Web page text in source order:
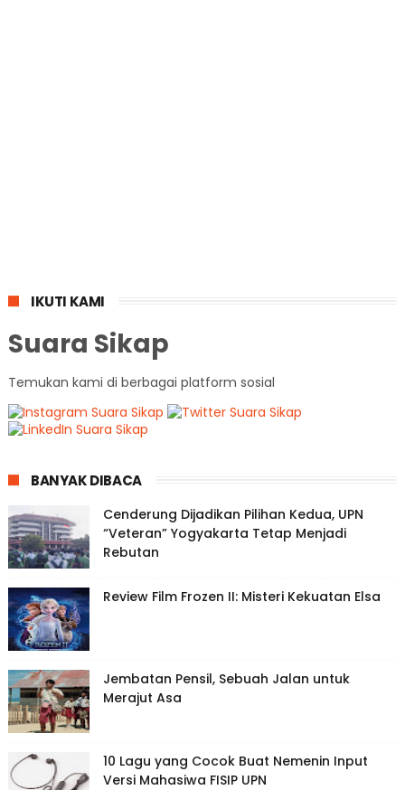
IKUTI KAMI
Suara Sikap
Temukan kami di berbagai platform sosial
BANYAK DIBACA
Cenderung Dijadikan Pilihan Kedua, UPN
“Veteran” Yogyakarta Tetap Menjadi
Rebutan
Review Film Frozen II: Misteri Kekuatan Elsa
Jembatan Pensil, Sebuah Jalan untuk
Merajut Asa
10 Lagu yang Cocok Buat Nemenin Input
Versi Mahasiwa FISIP UPN